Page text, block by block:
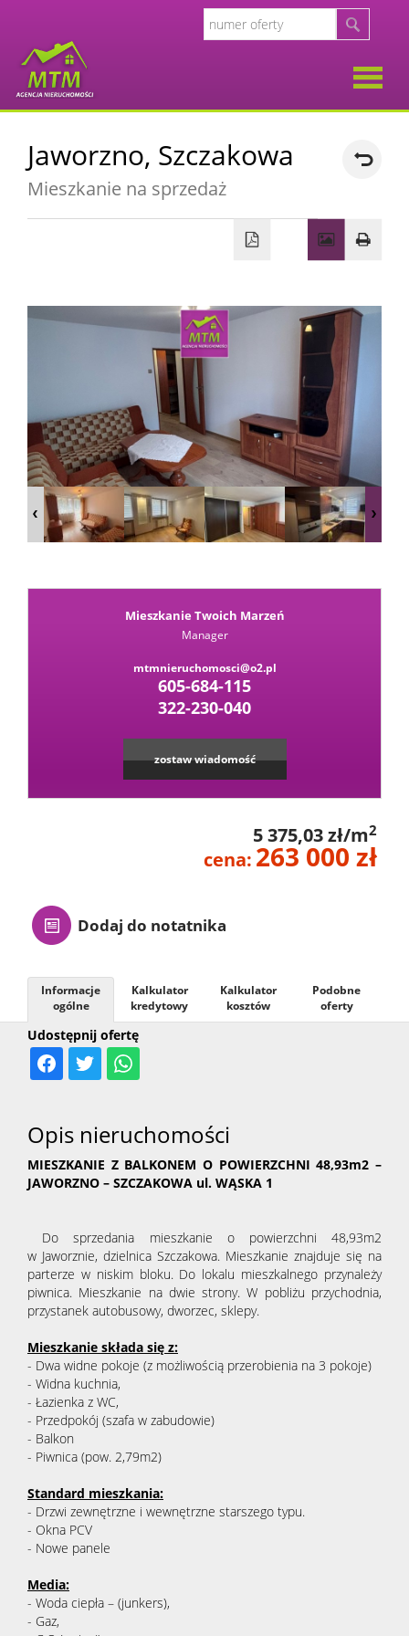
Oferty
Jaworzno, Szczakowa
Mieszkanie na sprzedaż
Mieszkanie Twoich Marzeń
Manager
mtmnieruchomosci@o2.pl
605-684-115
322-230-040
zostaw wiadomość
5 375,03 zł/m2
cena: 263 000 zł
Dodaj do notatnika
Udostępnij ofertę
Informacje
ogólne
Kalkulator
kredytowy
Kalkulator
kosztów
Podobne
oferty
Opis nieruchomości
MIESZKANIE Z BALKONEM O POWIERZCHNI 48,93m2 –
JAWORZNO – SZCZAKOWA ul. WĄSKA 1
Do sprzedania mieszkanie o powierzchni 48,93m2
w Jaworznie, dzielnica Szczakowa. Mieszkanie znajduje się na
parterze w niskim bloku. Do lokalu mieszkalnego przynależy
piwnica. Mieszkanie na dwie strony. W pobliżu przychodnia,
przystanek autobusowy, dworzec, sklepy.
Mieszkanie składa się z:
- Dwa widne pokoje (z możliwością przerobienia na 3 pokoje)
- Widna kuchnia,
- Łazienka z WC,
- Przedpokój (szafa w zabudowie)
- Balkon
- Piwnica (pow. 2,79m2)
Standard mieszkania:
- Drzwi zewnętrzne i wewnętrzne starszego typu.
- Okna PCV
- Nowe panele
Media:
- Woda ciepła – (junkers),
- Gaz,